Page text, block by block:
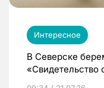
Интересное
В Северске
«Свидетельство